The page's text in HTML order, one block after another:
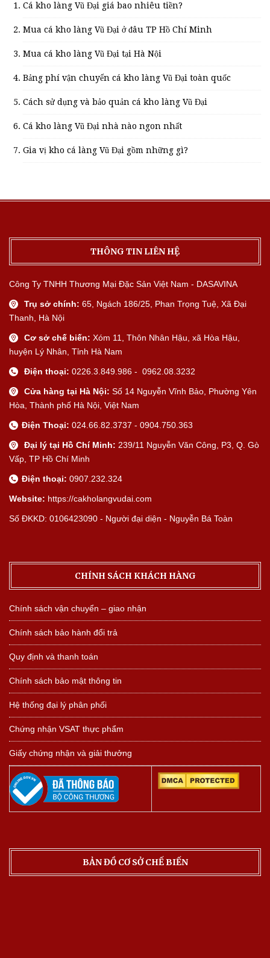
Cá kho làng Vũ Đại giá bao nhiêu tiền?
Mua cá kho làng Vũ Đại ở đâu TP Hồ Chí Minh
Mua cá kho làng Vũ Đại tại Hà Nội
Bảng phí vận chuyển cá kho làng Vũ Đại toàn quốc
Cách sử dụng và bảo quản cá kho làng Vũ Đại
Cá kho làng Vũ Đại nhà nào ngon nhất
Gia vị kho cá làng Vũ Đại gồm những gì?
THÔNG TIN LIÊN HỆ
Công Ty TNHH Thương Mại Đặc Sản Việt Nam - DASAVINA
Trụ sở chính: 65, Ngách 186/25, Phan Trọng Tuệ, Xã Đại
Thanh, Hà Nội
Cơ sở chế biến: Xóm 11, Thôn Nhân Hậu, xã Hòa Hậu,
huyện Lý Nhân, Tỉnh Hà Nam
Điện thoại: 0226.3.849.986 - 0962.08.3232
Cửa hàng tại Hà Nội: Số 14 Nguyễn Vĩnh Bảo, Phường Yên
Hòa, Thành phố Hà Nội, Việt Nam
Điện Thoại: 024.66.82.3737 - 0904.750.363
Đại lý tại Hồ Chí Minh: 239/11 Nguyễn Văn Công, P3, Q. Gò
Vấp, TP Hồ Chí Minh
Điện thoại: 0907.232.324
Website: https://cakholangvudai.com
Số ĐKKD: 0106423090 - Người đại diện - Nguyễn Bá Toàn
CHÍNH SÁCH KHÁCH HÀNG
Chính sách vận chuyển – giao nhận
Chính sách bảo hành đổi trả
Quy định và thanh toán
Chính sách bảo mật thông tin
Hệ thống đại lý phân phối
Chứng nhận VSAT thực phẩm
Giấy chứng nhận và giải thưởng
BẢN ĐỒ CƠ SỞ CHẾ BIẾN